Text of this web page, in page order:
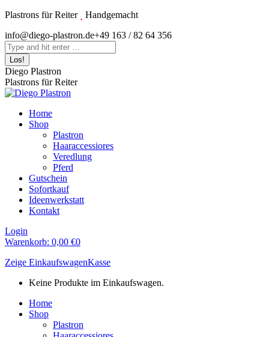
Zum
springen
Plastrons für Reiter
Handgemacht
Instagram
page
opens
in
new
window
info@diego-plastron.de+49 163 / 82 64 356
Search:
Diego Plastron
Plastrons für Reiter
Home
Shop
Plastron
Haaraccessiores
Veredlung
Pferd
Gutschein
Sofortkauf
Ideenwerkstatt
Kontakt
Login
Warenkorb: 0,00 €0
Zeige EinkaufswagenKasse
Keine Produkte im Einkaufswagen.
Home
Shop
Plastron